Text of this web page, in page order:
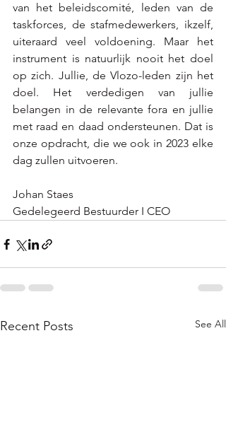
van het beleidscomité, leden van de
taskforces, de stafmedewerkers, ikzelf,
uiteraard veel voldoening. Maar het
instrument is natuurlijk nooit het doel
op zich. Jullie, de Vlozo-leden zijn het
doel. Het verdedigen van jullie
belangen in de relevante fora en jullie
met raad en daad ondersteunen. Dat is
onze opdracht, die we ook in 2023 elke
dag zullen uitvoeren.
Johan Staes
Gedelegeerd Bestuurder I CEO
Recent Posts See All